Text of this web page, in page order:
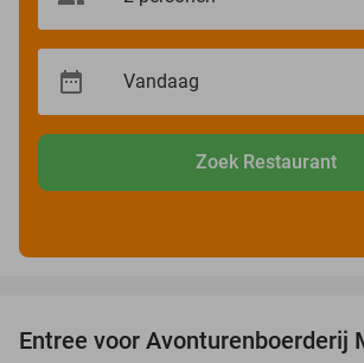
Zoek Restaurant
Entree voor Avonturenboerderij